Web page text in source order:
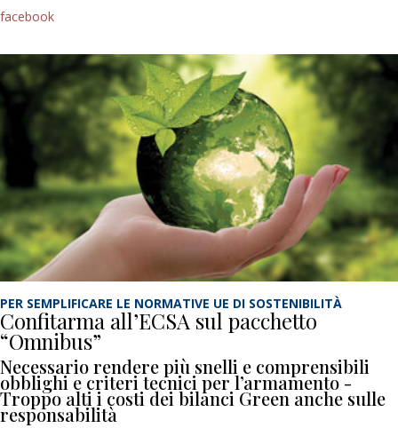
facebook
PER SEMPLIFICARE LE NORMATIVE UE DI SOSTENIBILITÀ
Confitarma all’ECSA sul pacchetto
“Omnibus”
Necessario rendere più snelli e comprensibili
obblighi e criteri tecnici per l’armamento -
Troppo alti i costi dei bilanci Green anche sulle
responsabilità